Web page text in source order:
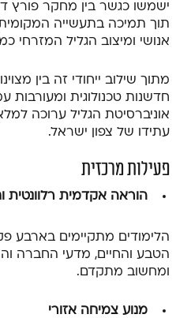
ישמשו כגשר בין מחקר פורץ
תוך תמיכה בתעשייה המקומית,
אנושי ומיצוב הגליל המזרחי
מתוך שילוב ייחודי זה בין
חדשנות טכנולוגית ומעורבות
אוניברסיטת הגליל ערוכה
עתידו של צפון ישראל.
פעילות מרכזית
הוראה אקדמית רלוונטית
הלימודים מתקיימים בארבע
הטבע והחיים, מדעי החברה
ומחשוב מתקדם.
מנוע צמיחה אזורי